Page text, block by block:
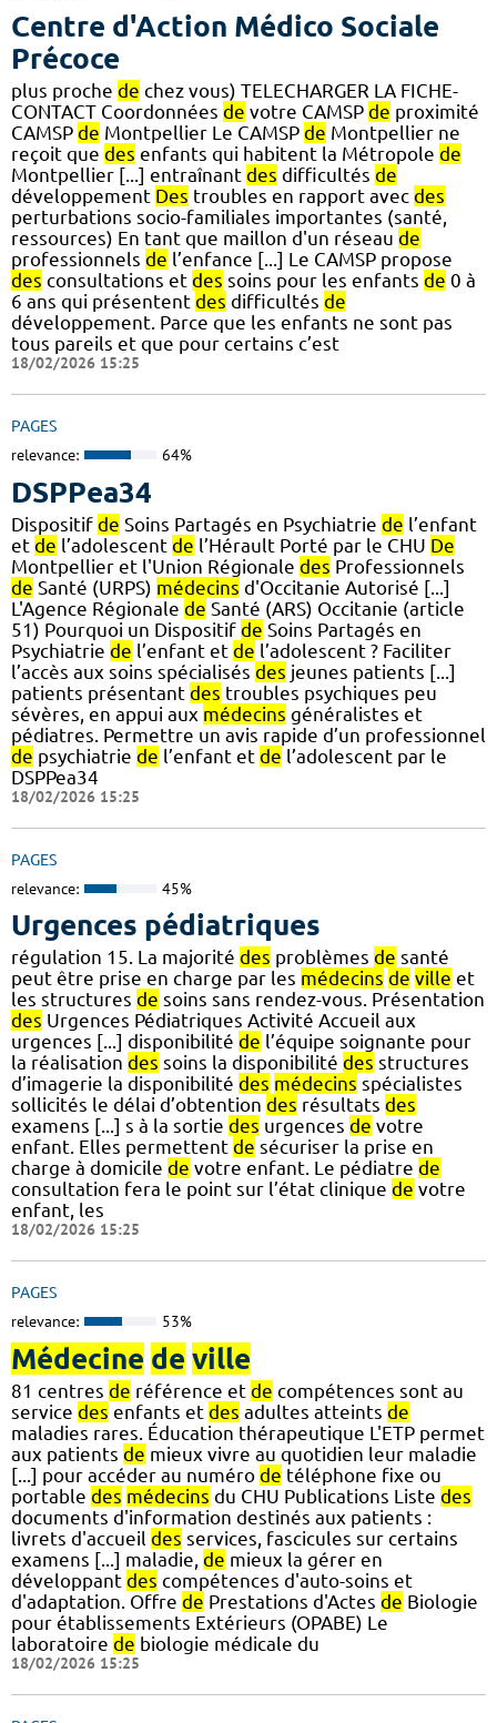
Centre d'Action Médico Sociale
Précoce
plus proche de chez vous) TELECHARGER LA FICHE-
CONTACT Coordonnées de votre CAMSP de proximité
CAMSP de Montpellier Le CAMSP de Montpellier ne
reçoit que des enfants qui habitent la Métropole de
Montpellier [...] entraînant des difficultés de
développement Des troubles en rapport avec des
perturbations socio-familiales importantes (santé,
ressources) En tant que maillon d'un réseau de
professionnels de l’enfance [...] Le CAMSP propose
des consultations et des soins pour les enfants de 0 à
6 ans qui présentent des difficultés de
développement. Parce que les enfants ne sont pas
tous pareils et que pour certains c’est
18/02/2026 15:25
PAGES
relevance: 64%
DSPPea34
Dispositif de Soins Partagés en Psychiatrie de l’enfant
et de l’adolescent de l’Hérault Porté par le CHU De
Montpellier et l'Union Régionale des Professionnels
de Santé (URPS) médecins d'Occitanie Autorisé [...]
L'Agence Régionale de Santé (ARS) Occitanie (article
51) Pourquoi un Dispositif de Soins Partagés en
Psychiatrie de l’enfant et de l’adolescent ? Faciliter
l’accès aux soins spécialisés des jeunes patients [...]
patients présentant des troubles psychiques peu
sévères, en appui aux médecins généralistes et
pédiatres. Permettre un avis rapide d’un professionnel
de psychiatrie de l’enfant et de l’adolescent par le
DSPPea34
18/02/2026 15:25
PAGES
relevance: 45%
Urgences pédiatriques
régulation 15. La majorité des problèmes de santé
peut être prise en charge par les médecins de ville et
les structures de soins sans rendez-vous. Présentation
des Urgences Pédiatriques Activité Accueil aux
urgences [...] disponibilité de l’équipe soignante pour
la réalisation des soins la disponibilité des structures
d’imagerie la disponibilité des médecins spécialistes
sollicités le délai d’obtention des résultats des
examens [...] s à la sortie des urgences de votre
enfant. Elles permettent de sécuriser la prise en
charge à domicile de votre enfant. Le pédiatre de
consultation fera le point sur l’état clinique de votre
enfant, les
18/02/2026 15:25
PAGES
relevance: 53%
Médecine de ville
81 centres de référence et de compétences sont au
service des enfants et des adultes atteints de
maladies rares. Éducation thérapeutique L'ETP permet
aux patients de mieux vivre au quotidien leur maladie
[...] pour accéder au numéro de téléphone fixe ou
portable des médecins du CHU Publications Liste des
documents d'information destinés aux patients :
livrets d'accueil des services, fascicules sur certains
examens [...] maladie, de mieux la gérer en
développant des compétences d'auto-soins et
d'adaptation. Offre de Prestations d'Actes de Biologie
pour établissements Extérieurs (OPABE) Le
laboratoire de biologie médicale du
18/02/2026 15:25